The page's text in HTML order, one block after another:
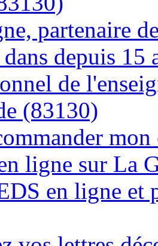
partenaire
depuis
de
(83130)
ligne sur La
en ligne et